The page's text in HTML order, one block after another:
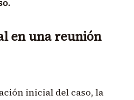
.
en una reunión
inicial del caso, la